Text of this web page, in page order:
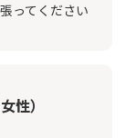
ってください
性）